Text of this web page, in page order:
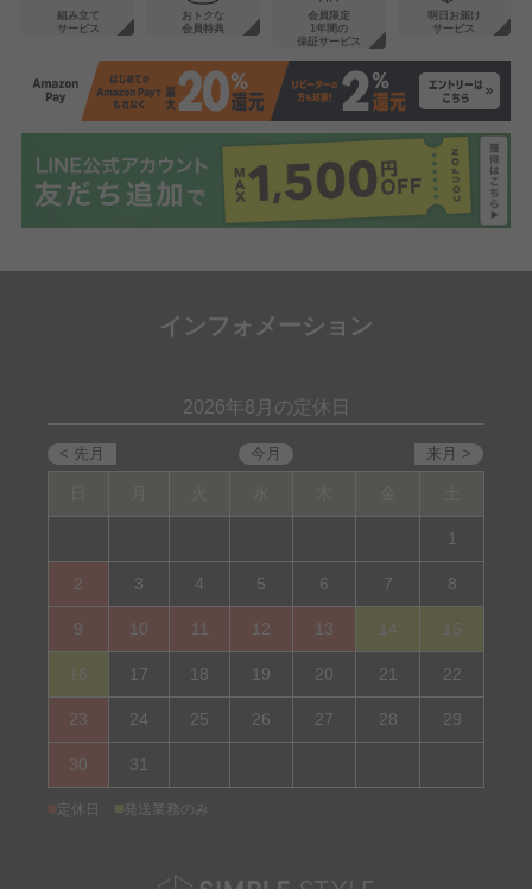
組み立て
サービス
おトクな
会員特典
会員限定
1年間の
保証サービス
明日お届け
サービス
インフォメーション
2026年8月の定休日
1
2 3 4 5 6 7 8
9 10 11 12 13 14 15
16 17 18 19 20 21 22
23 24 25 26 27 28 29
30 31
定休日 発送業務のみ